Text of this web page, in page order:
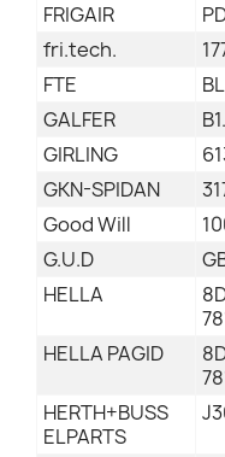
FRIGAIR
fri.tech.
FTE
GALFER
GIRLING
GKN-SPIDAN
Good Will
G.U.D
HELLA
HELLA PAGID
HERTH+BUSS
ELPARTS